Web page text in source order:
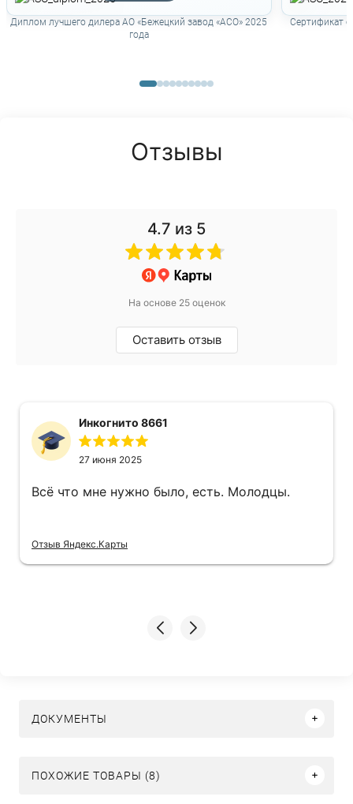
Диплом лучшего дилера АО «Бежецкий завод «АСО» 2025
года
Сертификат
Отзывы
4.7 из 5
На основе 25 оценок
Оставить отзыв
Инкогнито 8661
27 июня 2025
Всё что мне нужно было, есть. Молодцы.
Отзыв Яндекс.Карты
ДОКУМЕНТЫ
ПОХОЖИЕ ТОВАРЫ (8)